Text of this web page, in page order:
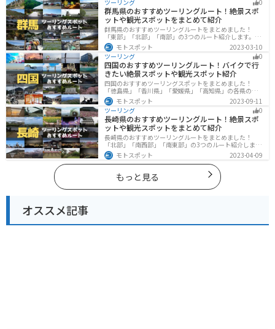
楽しめるツーリングスポットまで多数あります。バイク
で神奈川県にツーリングに行く際は参考にしてくださ
い。
ツーリング 0
群馬県のおすすめツーリングルート！絶景スポ
ットや観光スポットをまとめて紹介
群馬県のおすすめツーリングルートをまとめました！
「東部」「北部」「南部」の3つのルート紹介します。草
津温泉や伊香保温泉など全国でも有名な温泉や豊かな自
然を満喫するツーリングができます。バイクで群馬県に
ツーリングに行く際は参考にしてください。
モトスポット
2023-03-10
ツーリング
0
四国のおすすめツーリングルート！バイクで行
きたい絶景スポットや観光スポット紹介
四国のおすすめツーリングスポットをまとめました！
「徳島県」「香川県」「愛媛県」「高知県」の各県の観
光地紹介します。自然豊かな山々や湖、温泉地が点在
し、四季折々の景色を楽しめるスポットが多数ありま
す。バイクで四国にツーリングに行く際は参考にしてく
ださい。
モトスポット
2023-09-11
ツーリング
0
長崎県のおすすめツーリングルート！絶景スポ
ットや観光スポットをまとめて紹介
長崎県のおすすめツーリングルートをまとめました！
「北部」「南西部」「南東部」の3つのルート紹介しま
す。国際色豊かな街並みや世界遺産、絶景ポイントが数
多く存在し、様々な楽しみ方ができます。バイクで長崎
県にツーリングに行く際は参考にしてください。
モトスポット 2023-04-09
もっと見る
オススメ記事